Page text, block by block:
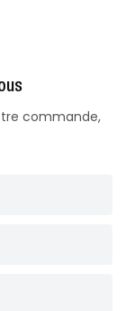
commande,